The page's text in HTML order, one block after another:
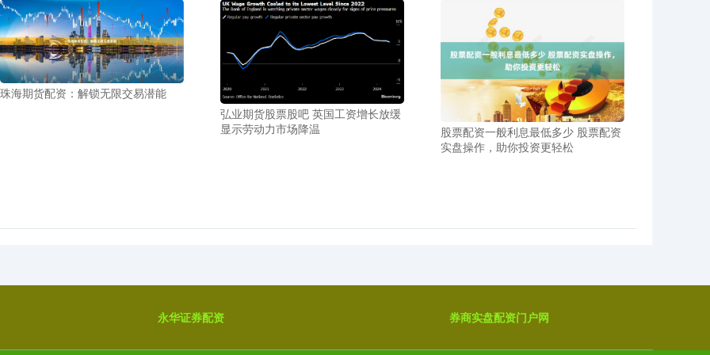
珠海期货配资：解锁无限交易潜能
弘业期货股票股吧 英国工资增长放缓
显示劳动力市场降温
股票配资一般利息最低多少 股票配资
实盘操作，助你投资更轻松
永华证券配资 券商实盘配资门户网